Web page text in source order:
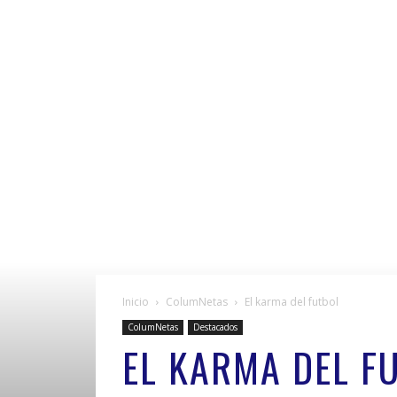
Inicio ColumNetas El karma del futbol
ColumNetas Destacados
EL KARMA DEL